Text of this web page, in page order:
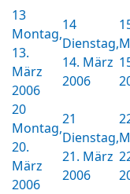
13
Montag,
13.
März
2006
14
Dienstag,
14. März
2006
20
Montag,
20.
März
2006
21
Dienstag,
21. März
2006